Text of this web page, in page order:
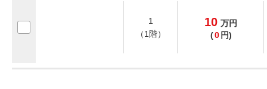
1
（1階）
10 万円
(0 円)